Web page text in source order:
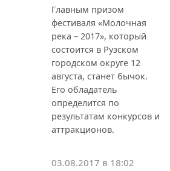
Главным призом
фестиваля «Молочная
река – 2017», который
состоится в Рузском
городском округе 12
августа, станет бычок.
Его обладатель
определится по
результатам конкурсов и
аттракционов.
03.08.2017 в 18:02